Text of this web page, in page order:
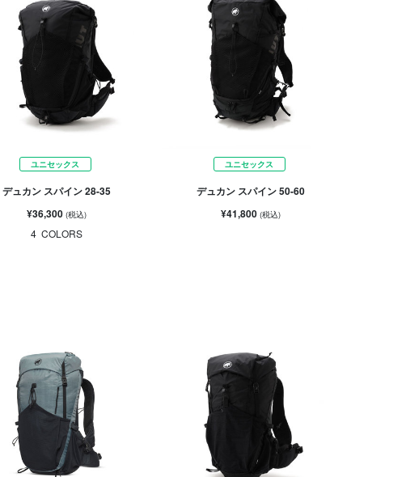
ユニセックス
デュカン スパイン 28-35
¥36,300 (税込)
4 COLORS
ユニセックス
デュカン スパイン 50-60
¥41,800 (税込)